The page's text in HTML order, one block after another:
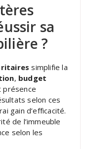
sa
?
simplifie la
, budget
présence
selon ces
gain d’efficacité.
de l’immeuble
selon les